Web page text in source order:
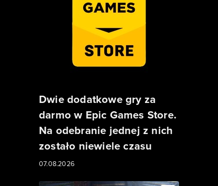
Dwie dodatkowe gry za
darmo w Epic Games Store.
Na odebranie jednej z nich
zostało niewiele czasu
07.08.2026